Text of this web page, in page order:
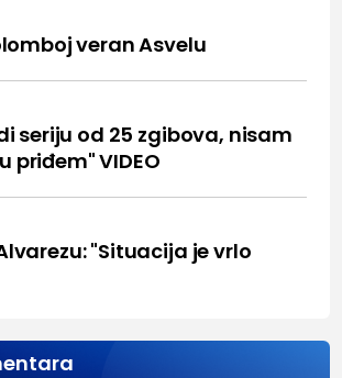
veran Asvelu
seriju od 25 zgibova, nisam
priđem" VIDEO
"Situacija je vrlo